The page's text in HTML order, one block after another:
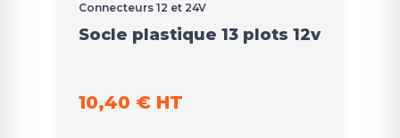
Connecteurs 12 et 24V
Socle plastique 13 plots 12v
10,40 € HT